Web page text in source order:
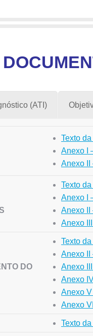
(ATI)
Texto
Anexo I
Anexo II
Texto
Anexo I
Anexo II
Anexo
DO
Texto
Anexo II
Anexo
Anexo
Anexo V
Anexo
Texto